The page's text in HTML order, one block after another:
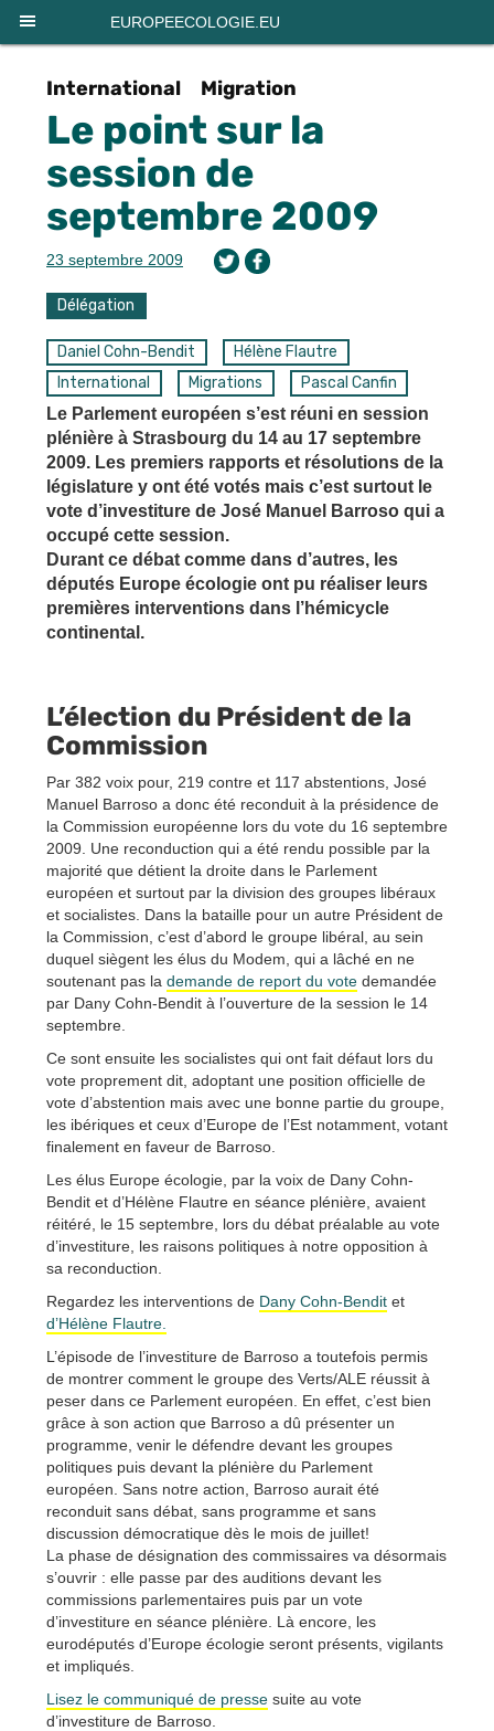
EUROPEECOLOGIE.EU
International Migration
Le point sur la
session de
septembre 2009
23 septembre 2009
Délégation
Daniel Cohn-Bendit
Hélène Flautre
International
Migrations
Pascal Canfin
Le Parlement européen s’est réuni en session
plénière à Strasbourg du 14 au 17 septembre
2009. Les premiers rapports et résolutions de la
législature y ont été votés mais c’est surtout le
vote d’investiture de José Manuel Barroso qui a
occupé cette session.
Durant ce débat comme dans d’autres, les
députés Europe écologie ont pu réaliser leurs
premières interventions dans l’hémicycle
continental.
L’élection du Président de la
Commission
Par 382 voix pour, 219 contre et 117 abstentions, José
Manuel Barroso a donc été reconduit à la présidence de
la Commission européenne lors du vote du 16 septembre
2009. Une reconduction qui a été rendu possible par la
majorité que détient la droite dans le Parlement
européen et surtout par la division des groupes libéraux
et socialistes. Dans la bataille pour un autre Président de
la Commission, c’est d’abord le groupe libéral, au sein
duquel siègent les élus du Modem, qui a lâché en ne
soutenant pas la demande de report du vote demandée
par Dany Cohn-Bendit à l’ouverture de la session le 14
septembre.
Ce sont ensuite les socialistes qui ont fait défaut lors du
vote proprement dit, adoptant une position officielle de
vote d’abstention mais avec une bonne partie du groupe,
les ibériques et ceux d’Europe de l’Est notamment, votant
finalement en faveur de Barroso.
Les élus Europe écologie, par la voix de Dany Cohn-
Bendit et d’Hélène Flautre en séance plénière, avaient
réitéré, le 15 septembre, lors du débat préalable au vote
d’investiture, les raisons politiques à notre opposition à
sa reconduction.
Regardez les interventions de Dany Cohn-Bendit et
d’Hélène Flautre.
L’épisode de l’investiture de Barroso a toutefois permis
de montrer comment le groupe des Verts/ALE réussit à
peser dans ce Parlement européen. En effet, c’est bien
grâce à son action que Barroso a dû présenter un
programme, venir le défendre devant les groupes
politiques puis devant la plénière du Parlement
européen. Sans notre action, Barroso aurait été
reconduit sans débat, sans programme et sans
discussion démocratique dès le mois de juillet!
La phase de désignation des commissaires va désormais
s’ouvrir : elle passe par des auditions devant les
commissions parlementaires puis par un vote
d’investiture en séance plénière. Là encore, les
eurodéputés d’Europe écologie seront présents, vigilants
et impliqués.
Lisez le communiqué de presse suite au vote
d’investiture de Barroso.